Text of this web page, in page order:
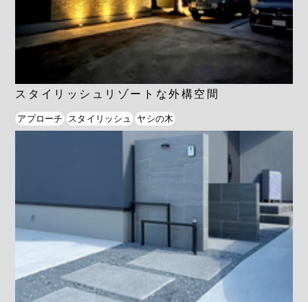
スタイリッシュリゾートな外構空間
アプローチ スタイリッシュ ヤシの木